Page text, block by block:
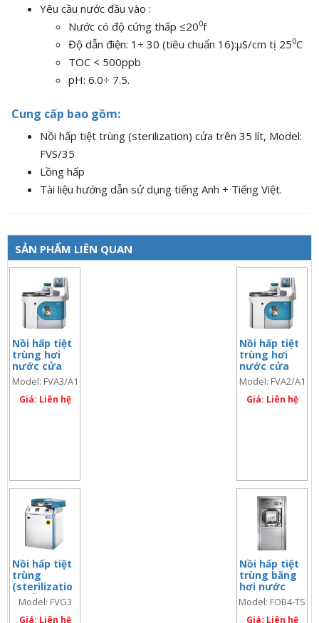
Yêu cầu nước đầu vào :
Nước có độ cứng thấp ≤200f
Độ dẫn điện: 1÷ 30 (tiêu chuẩn 16):µS/cm tị 250C
TOC < 500ppb
pH: 6.0÷ 7.5.
Cung cấp bao gồm:
Nồi hấp tiệt trùng (sterilization) cửa trên 35 lít, Model:
FVS/35
Lồng hấp
Tài liệu hướng dẫn sử dụng tiếng Anh + Tiếng Việt.
SẢN PHẨM LIÊN QUAN
Nồi hấp tiệt
trùng hơi
nước cửa
trên 158 lít,
Model:
FVA3/A1
Model: FVA3/A1
Giá: Liên hệ
Nồi hấp tiệt
trùng hơi
nước cửa
trên 83 lít,
Model:
FVA2/A1
Model: FVA2/A1
Giá: Liên hệ
Nồi hấp tiệt
trùng
(sterilizatio
n) cửa trên
153lít,
Model: FVG3
Giá: Liên hệ
Nồi hấp tiệt
trùng bằng
hơi nước
loại đứng,
261 lít,
Model: FOB4-TS
Giá: Liên hệ